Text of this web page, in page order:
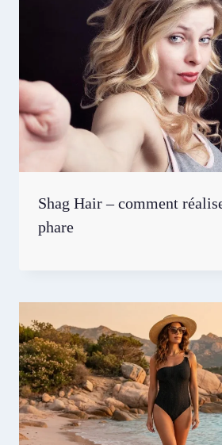
Shag Hair – comment
phare